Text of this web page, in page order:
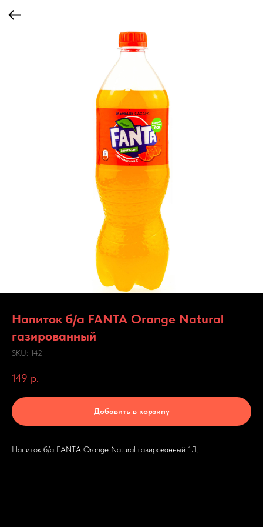
Напиток б/а FANTA Orange Natural
газированный
SKU: 142
149 р.
Добавить в корзину
Напиток б/а FANTA Orange Natural газированный 1Л.